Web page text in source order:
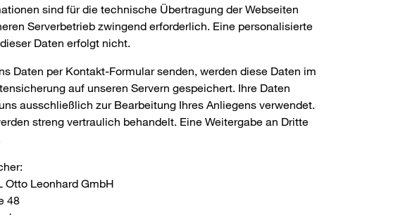
sind für die technische Übertragung der Webseiten
Serverbetrieb zwingend erforderlich. Eine personalisierte
Daten erfolgt nicht.
Daten per Kontakt-Formular senden, werden diese Daten im
auf unseren Servern gespeichert. Ihre Daten
ausschließlich zur Bearbeitung Ihres Anliegens verwendet.
streng vertraulich behandelt. Eine Weitergabe an Dritte
Otto Leonhard GmbH
48